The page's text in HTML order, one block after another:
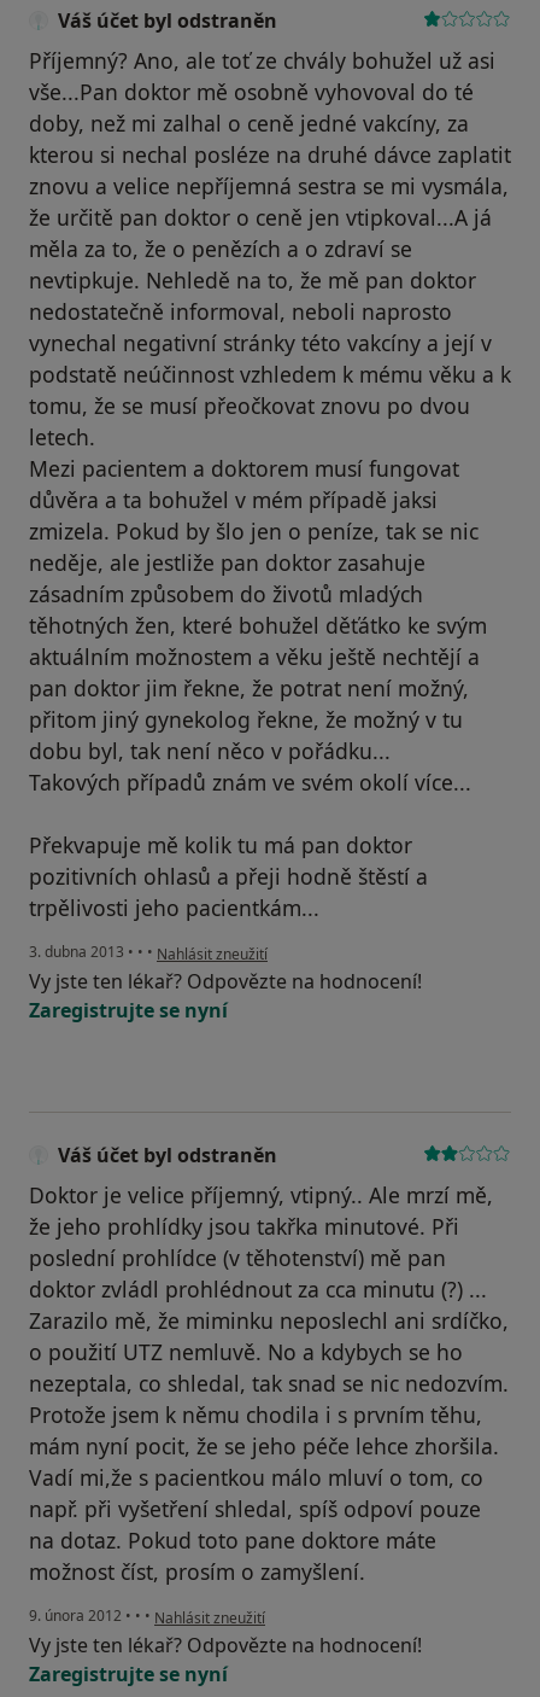
Váš účet byl odstraněn
Příjemný? Ano, ale toť ze chvály bohužel už asi
vše...Pan doktor mě osobně vyhovoval do té
doby, než mi zalhal o ceně jedné vakcíny, za
kterou si nechal posléze na druhé dávce zaplatit
znovu a velice nepříjemná sestra se mi vysmála,
že určitě pan doktor o ceně jen vtipkoval...A já
měla za to, že o penězích a o zdraví se
nevtipkuje. Nehledě na to, že mě pan doktor
nedostatečně informoval, neboli naprosto
vynechal negativní stránky této vakcíny a její v
podstatě neúčinnost vzhledem k mému věku a k
tomu, že se musí přeočkovat znovu po dvou
letech.
Mezi pacientem a doktorem musí fungovat
důvěra a ta bohužel v mém případě jaksi
zmizela. Pokud by šlo jen o peníze, tak se nic
neděje, ale jestliže pan doktor zasahuje
zásadním způsobem do životů mladých
těhotných žen, které bohužel děťátko ke svým
aktuálním možnostem a věku ještě nechtějí a
pan doktor jim řekne, že potrat není možný,
přitom jiný gynekolog řekne, že možný v tu
dobu byl, tak není něco v pořádku...
Takových případů znám ve svém okolí více...
Překvapuje mě kolik tu má pan doktor
pozitivních ohlasů a přeji hodně štěstí a
trpělivosti jeho pacientkám...
3. dubna 2013 • • • podle názoru uživatele Váš účet byl odstraněn
Nahlásit zneužití
Vy jste ten lékař? Odpovězte na hodnocení!
Zaregistrujte se nyní
Váš účet byl odstraněn
Doktor je velice příjemný, vtipný.. Ale mrzí mě,
že jeho prohlídky jsou takřka minutové. Při
poslední prohlídce (v těhotenství) mě pan
doktor zvládl prohlédnout za cca minutu (?) ...
Zarazilo mě, že miminku neposlechl ani srdíčko,
o použití UTZ nemluvě. No a kdybych se ho
nezeptala, co shledal, tak snad se nic nedozvím.
Protože jsem k němu chodila i s prvním těhu,
mám nyní pocit, že se jeho péče lehce zhoršila.
Vadí mi,že s pacientkou málo mluví o tom, co
např. při vyšetření shledal, spíš odpoví pouze
na dotaz. Pokud toto pane doktore máte
možnost číst, prosím o zamyšlení.
9. února 2012 • • • podle názoru uživatele Váš účet byl odstraněn
Nahlásit zneužití
Vy jste ten lékař? Odpovězte na hodnocení!
Zaregistrujte se nyní